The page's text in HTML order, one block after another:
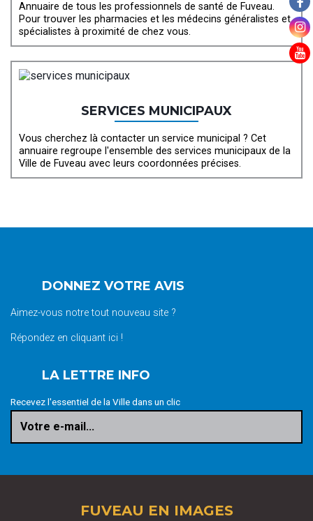
Annuaire de tous les professionnels de santé de Fuveau.
Pour trouver les pharmacies et les médecins généralistes et
spécialistes à proximité de chez vous.
SERVICES MUNICIPAUX
Vous cherchez là contacter un service municipal ? Cet
annuaire regroupe l'ensemble des services municipaux de la
Ville de Fuveau avec leurs coordonnées précises.
DONNEZ VOTRE AVIS
Aimez-vous notre tout nouveau site ?
Répondez en cliquant ici !
LA LETTRE INFO
Recevez l'essentiel de la Ville dans un clic
Votre e-mail...
FUVEAU EN IMAGES